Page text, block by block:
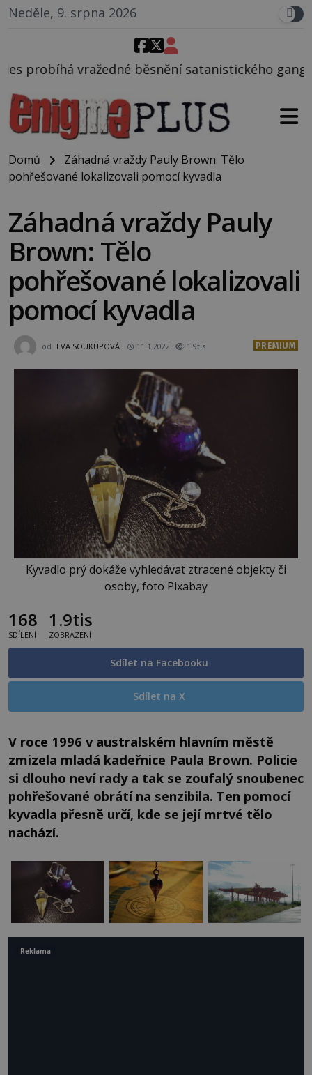
Neděle, 9. srpna 2026
satanistického gangu vedeného Charlesem
Domů
Záhadná vraždy Pauly Brown: Tělo
pohřešované lokalizovali pomocí kyvadla
Záhadná vraždy Pauly
Brown: Tělo
pohřešované lokalizovali
pomocí kyvadla
od EVA SOUKUPOVÁ 11.1.2022 1.9tis PREMIUM
Kyvadlo prý dokáže vyhledávat ztracené objekty či
osoby, foto Pixabay
168
SDÍLENÍ
1.9tis
ZOBRAZENÍ
Sdílet na Facebooku
Sdílet na X
V roce 1996 v australském hlavním městě
zmizela mladá kadeřnice Paula Brown. Policie
si dlouho neví rady a tak se zoufalý snoubenec
pohřešované obrátí na senzibila. Ten pomocí
kyvadla přesně určí, kde se její mrtvé tělo
nachází.
Reklama